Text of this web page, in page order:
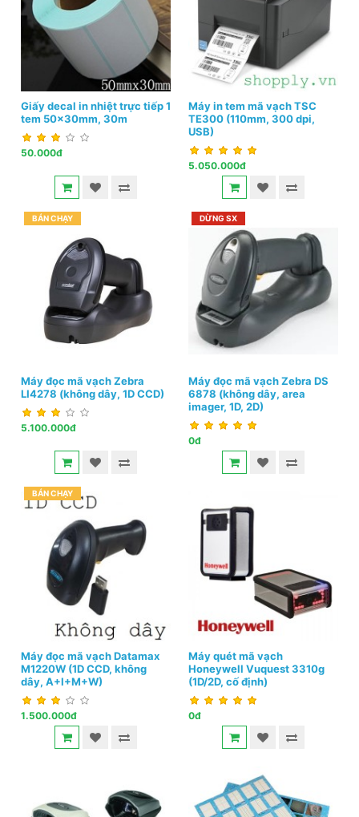
Giấy decal in nhiệt trực tiếp 1
tem 50x30mm, 30m
50.000đ
Máy in tem mã vạch TSC
TE300 (110mm, 300 dpi,
USB)
5.050.000đ
BÁN CHẠY
Máy đọc mã vạch Zebra
LI4278 (không dây, 1D CCD)
5.100.000đ
DỪNG SX
Máy đọc mã vạch Zebra DS
6878 (không dây, area
imager, 1D, 2D)
0đ
BÁN CHẠY
Máy đọc mã vạch Datamax
M1220W (1D CCD, không
dây, A+I+M+W)
1.500.000đ
Máy quét mã vạch
Honeywell Vuquest 3310g
(1D/2D, cố định)
0đ